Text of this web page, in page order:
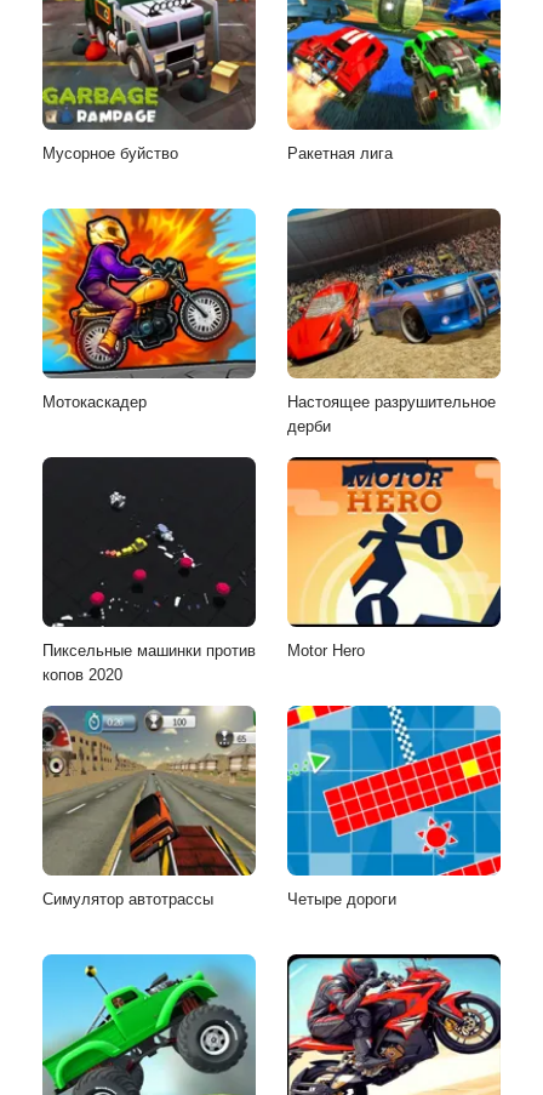
Мусорное буйство Ракетная лига
Мотокаскадер
Настоящее разрушительное
дерби
Пиксельные машинки против
копов 2020
Motor Hero
Симулятор автотрассы Четыре дороги